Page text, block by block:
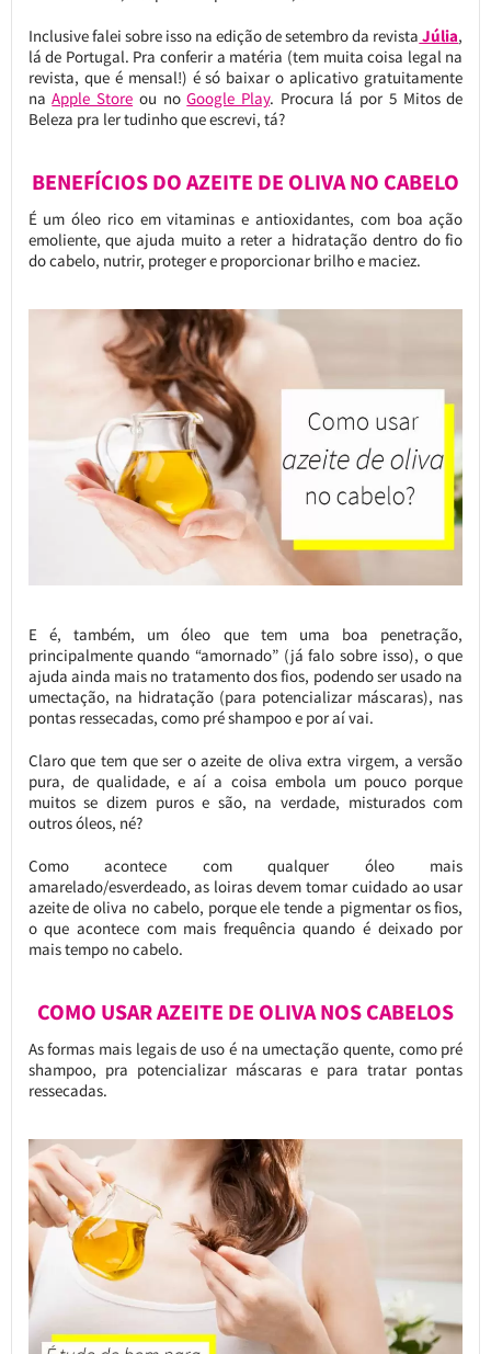
Inclusive falei sobre isso na edição de setembro da revista Júlia,
lá de Portugal. Pra conferir a matéria (tem muita coisa legal na
revista, que é mensal!) é só baixar o aplicativo gratuitamente
naApple Store ou noGoogle Play. Procura lá por 5 Mitos de
Beleza pra ler tudinho que escrevi, tá?
BENEFÍCIOS DO AZEITE DE OLIVA NO CABELO
É um óleo rico em vitaminas e antioxidantes, com boa ação
emoliente, que ajuda muito a reter a hidratação dentro do fio
do cabelo, nutrir, proteger e proporcionar brilho e maciez.
E é, também, um óleo que tem uma boa penetração,
principalmente quando “amornado” (já falo sobre isso), o que
ajuda ainda mais no tratamento dos fios, podendo ser usado na
umectação, na hidratação (para potencializar máscaras), nas
pontas ressecadas, como pré shampoo e por aí vai.
Claro que tem que ser o azeite de oliva extra virgem, a versão
pura, de qualidade, e aí a coisa embola um pouco porque
muitos se dizem puros e são, na verdade, misturados com
outros óleos, né?
Como acontece com qualquer óleo mais
amarelado/esverdeado, as loiras devem tomar cuidado ao usar
azeite de oliva no cabelo, porque ele tende a pigmentar os fios,
o que acontece com mais frequência quando é deixado por
mais tempo no cabelo.
COMO USAR AZEITE DE OLIVA NOS CABELOS
As formas mais legais de uso é na umectação quente, como pré
shampoo, pra potencializar máscaras e para tratar pontas
ressecadas.